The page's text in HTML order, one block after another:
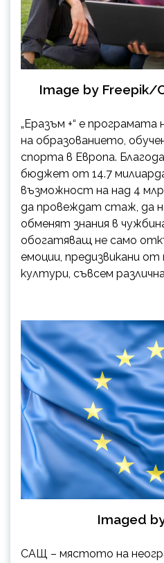
Image by Freepik/
„Еразъм +“ е програмата
на образованието,
спорта в Европа.
бюджет от 14.7
възможност на над 4
да провеждат стаж, да
обменят знания в
обогатяващ не само
емоции, предизвикани
култури, съвсем
Imaged
САЩ – мястото на